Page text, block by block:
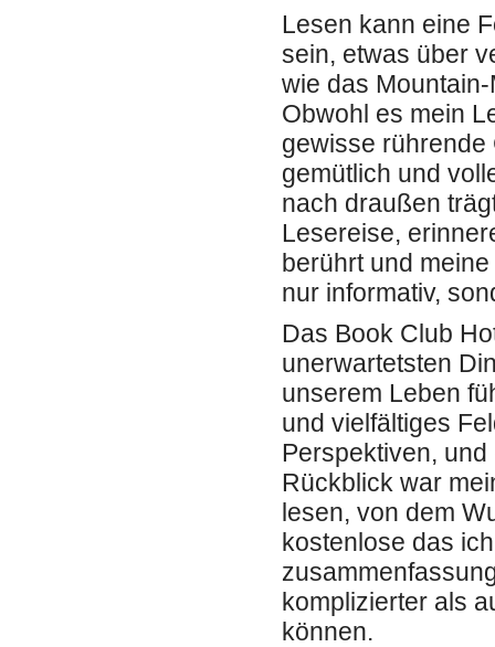
Lesen kann eine
sein, etwas über
wie das
Obwohl es mein
gewisse rührende
gemütlich und
nach draußen
Lesereise,
berührt und
nur informativ,
Das Book Club
unerwartetsten
unserem Leben
und vielfältiges
Perspektiven,
Rückblick war
lesen, von dem
kostenlose das
komplizierter als
können.